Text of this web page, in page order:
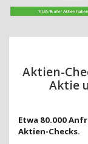
Aktien-
Aktie
Etwa 80.000
Aktien-Checks.